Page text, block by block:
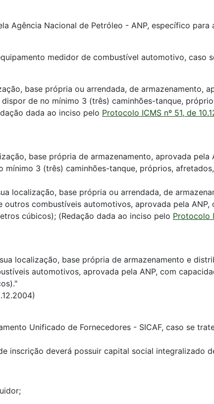
Agência Nacional de Petróleo - ANP, específico para
medidor de combustível automotivo, caso
base própria ou arrendada, de armazenamento,
de no mínimo 3 (três) caminhões-tanque,
dada ao inciso pelo Protocolo ICMS nº 51, de
base própria de armazenamento, aprovada pela
3 (três) caminhões-tanque, próprios,
localização, base própria ou arrendada, de
combustíveis automotivos, aprovada pela ANP,
cúbicos); (Redação dada ao inciso pelo Protocolo
localização, base própria de armazenamento e
automotivos, aprovada pela ANP, com
Unificado de Fornecedores - SICAF, caso se
inscrição deverá possuir capital social integralizado